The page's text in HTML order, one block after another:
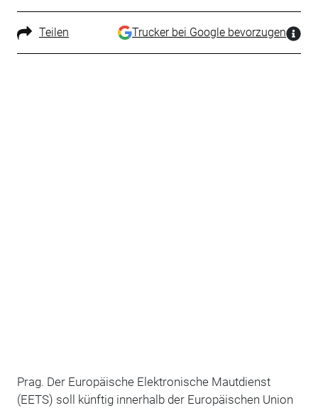
Teilen Trucker bei Google bevorzugen
Prag. Der Europäische Elektronische Mautdienst
(EETS) soll künftig innerhalb der Europäischen Union